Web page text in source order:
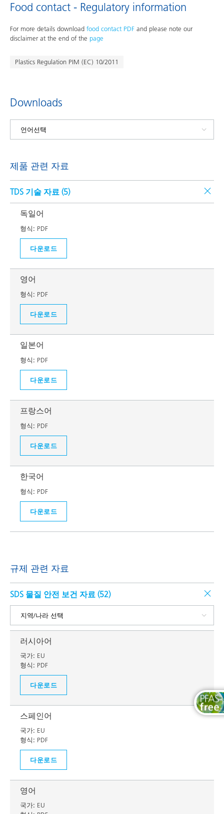
Food contact - Regulatory information
For more details download food contact PDF and please note our
disclaimer at the end of the page
Plastics Regulation PIM (EC) 10/2011
Downloads
제품 관련 자료
TDS 기술 자료 (5)
독일어
형식: PDF
다운로드
영어
형식: PDF
다운로드
일본어
형식: PDF
다운로드
프랑스어
형식: PDF
다운로드
한국어
형식: PDF
다운로드
규제 관련 자료
SDS 물질 안전 보건 자료 (52)
러시아어
국가: EU
형식: PDF
다운로드
스페인어
국가: EU
형식: PDF
다운로드
영어
국가: EU